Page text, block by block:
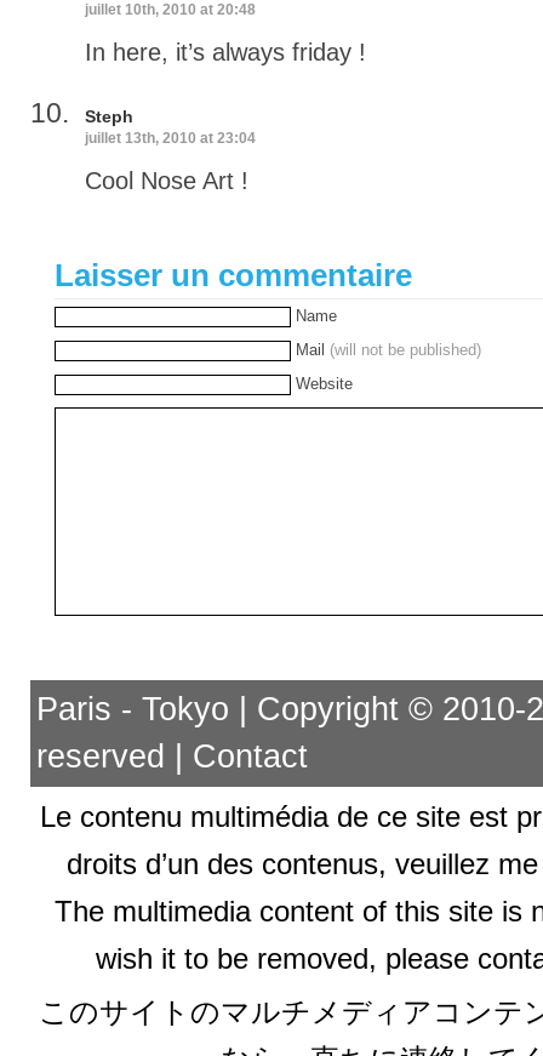
juillet 10th, 2010 at 20:48
In here, it’s always friday !
Steph
juillet 13th, 2010 at 23:04
Cool Nose Art !
Laisser un commentaire
Name
Mail (will not be published)
Website
Paris - Tokyo | Copyright ©
reserved | Contact
Le contenu multimédia de ce site est
droits d’un des contenus, veuillez
The multimedia content of this site is
wish it to be removed, please
このサイトのマルチメディアコンテ